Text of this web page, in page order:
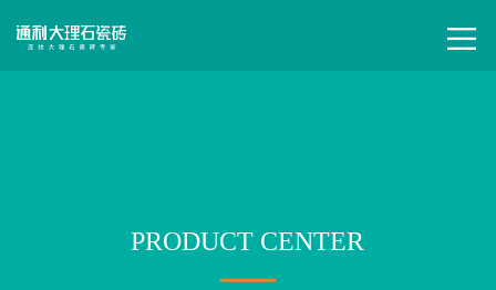
PRODUCT CENTER